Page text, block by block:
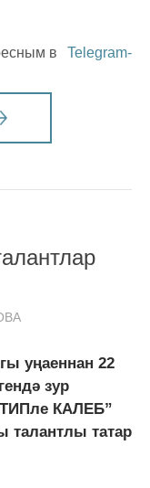
в
Telegram-
уңаеннан 22
зур
КАЛЕБ”
талантлы татар